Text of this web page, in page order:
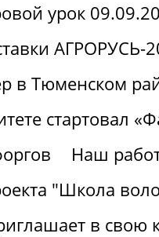
урок
АГРОРУСЬ-
в Тюменском
стартовал
Наш
"Школа
в свою